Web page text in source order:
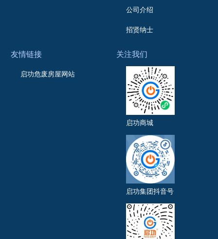
公司介绍
招贤纳士
友情链接
启功危废房屋网站
关注我们
启功商城
启功集团抖音号